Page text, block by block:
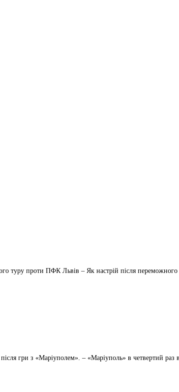
туру проти ПФК Львів – Як настрій після переможного
гри з «Маріуполем». – «Маріуполь» в четвертий